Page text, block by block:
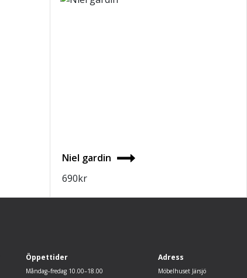
Niel gardin
690kr
Öppettider
Måndag–fredag 10.00–18.00
Adress
Möbelhuset Järsjö